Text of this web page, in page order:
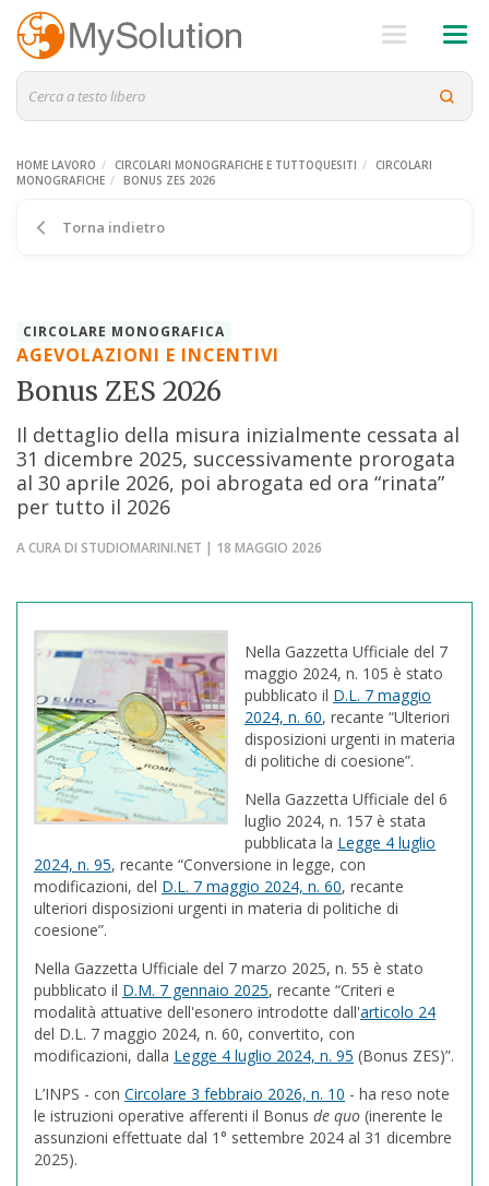
HOME LAVORO CIRCOLARI MONOGRAFICHE E TUTTOQUESITI
CIRCOLARI
MONOGRAFICHE
BONUS ZES 2026
Torna indietro
CIRCOLARE MONOGRAFICA
AGEVOLAZIONI E INCENTIVI
Bonus ZES 2026
Il dettaglio della misura inizialmente cessata al
31 dicembre 2025, successivamente prorogata
al 30 aprile 2026, poi abrogata ed ora “rinata”
per tutto il 2026
A CURA DI STUDIOMARINI.NET | 18 MAGGIO 2026
Nella Gazzetta Ufficiale del 7
maggio 2024, n. 105 è stato
pubblicato il D.L. 7 maggio
2024, n. 60, recante “Ulteriori
disposizioni urgenti in materia
di politiche di coesione”.
Nella Gazzetta Ufficiale del 6
luglio 2024, n. 157 è stata
pubblicata la Legge 4 luglio
2024, n. 95, recante “Conversione in legge, con
modificazioni, del D.L. 7 maggio 2024, n. 60, recante
ulteriori disposizioni urgenti in materia di politiche di
coesione”.
Nella Gazzetta Ufficiale del 7 marzo 2025, n. 55 è stato
pubblicato il D.M. 7 gennaio 2025, recante “Criteri e
modalità attuative dell'esonero introdotte dall'articolo 24
del D.L. 7 maggio 2024, n. 60, convertito, con
modificazioni, dalla Legge 4 luglio 2024, n. 95 (Bonus ZES)”.
L’INPS - con Circolare 3 febbraio 2026, n. 10 - ha reso note
le istruzioni operative afferenti il Bonus de quo (inerente le
assunzioni effettuate dal 1° settembre 2024 al 31 dicembre
2025).